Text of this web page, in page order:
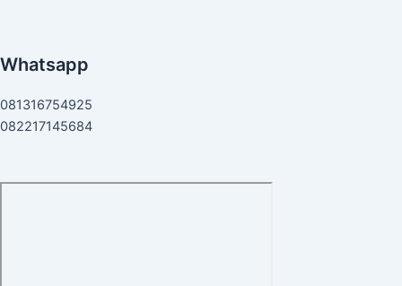
Whatsapp
081316754925
082217145684